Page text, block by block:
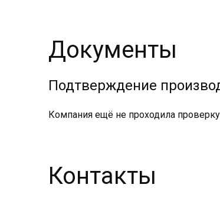
Документы
Подтверждение
Компания ещё не проходила
Контакты